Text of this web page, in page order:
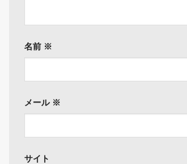
名前 ※
メール ※
サイト